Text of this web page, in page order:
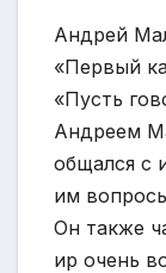
Андрей
«Первый
«Пусть
Андреем
общался с
им
Он также
ир очень